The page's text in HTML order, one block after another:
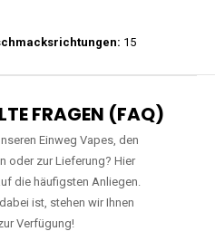
15
FRAGEN (FAQ)
Einweg Vapes, den
oder zur Lieferung? Hier
die häufigsten Anliegen.
ist, stehen wir Ihnen
Verfügung!